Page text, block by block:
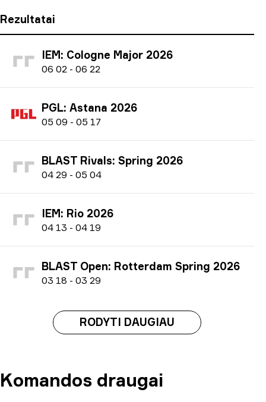
Rezultatai
IEM: Cologne Major 2026
06 02 - 06 22
PGL: Astana 2026
05 09 - 05 17
BLAST Rivals: Spring 2026
04 29 - 05 04
IEM: Rio 2026
04 13 - 04 19
BLAST Open: Rotterdam Spring 2026
03 18 - 03 29
RODYTI DAUGIAU
Komandos draugai